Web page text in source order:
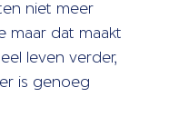
niet meer
maar dat maakt
leven verder,
is genoeg